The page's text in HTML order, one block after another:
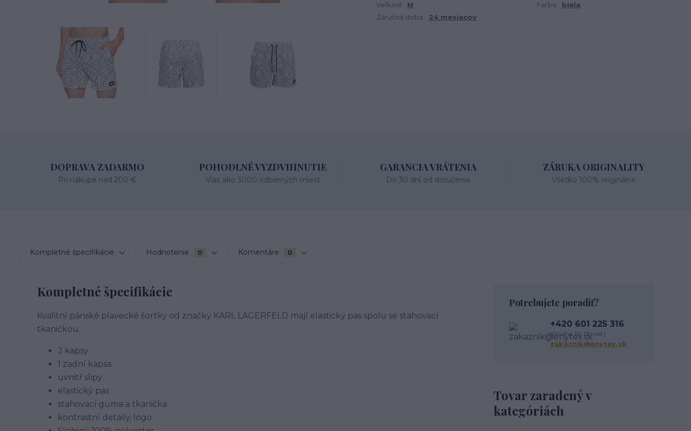
Veľkosť:
M Farba:
biela
Záručná doba:
24 mesiacov
DOPRAVA ZADARMO
Pri nákupe nad 200 €
POHODLNÉ VYZDVIHNUTIE
Viac ako 3000 odberných miest
GARANCIA VRÁTENIA
Do 30 dní od doručenia
ZÁRUKA ORIGINALITY
Všetko 100% originálne
Kompletné špecifikácie Hodnotenie 0 Komentáre 0
Kompletné špecifikácie
Kvalitní pánské plavecké šortky od značky KARL LAGERFELD mají elastický pas spolu se stahovací
tkaničkou.
2 kapsy
1 zadní kapsa
uvnitř slipy
elastický pas
stahovací guma a tkanička
kontrastní detaily, logo
Tovar zaradený v
kategóriách
Potrebujete poradiť?
+420 601 225 316
(Po-Pia 10-13 hod.)
zakaznik@enytex.sk